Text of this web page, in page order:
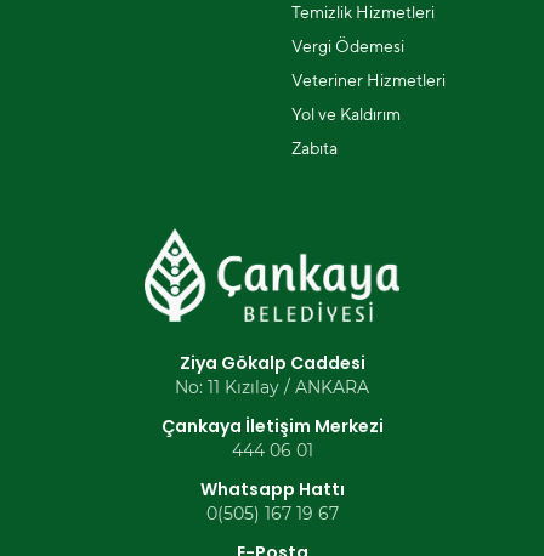
Temizlik Hizmetleri
Vergi Ödemesi
Veteriner Hizmetleri
Yol ve Kaldırım
Zabıta
Ziya Gökalp Caddesi
No: 11 Kızılay / ANKARA
Çankaya İletişim Merkezi
444 06 01
Whatsapp Hattı
0(505) 167 19 67